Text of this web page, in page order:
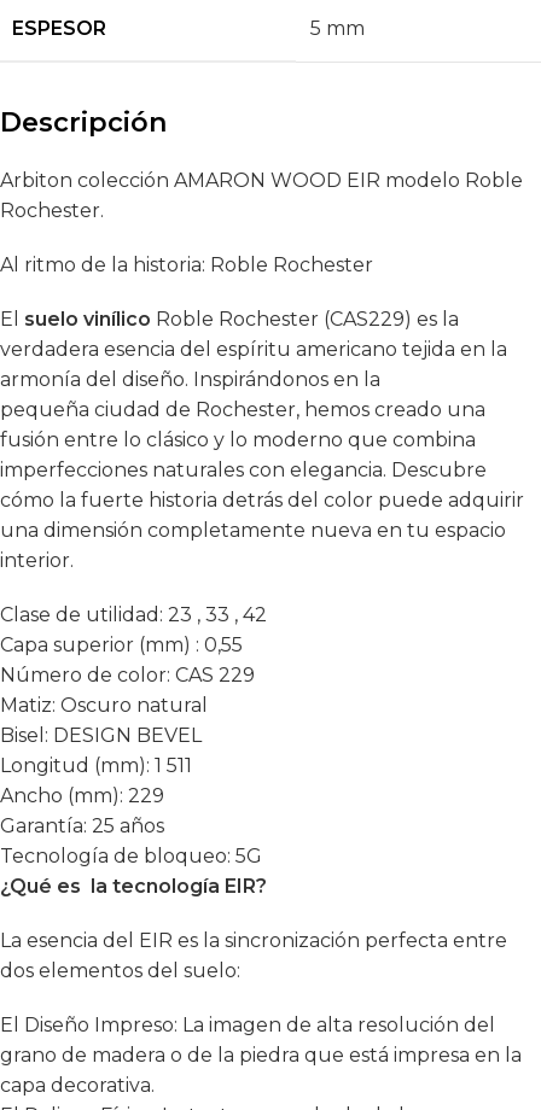
ESPESOR 5 mm
Descripción
Arbiton colección AMARON WOOD EIR modelo Roble
Rochester.
Al ritmo de la historia: Roble Rochester
El suelo vinílico Roble Rochester (CAS229) es la
verdadera esencia del espíritu americano tejida en la
armonía del diseño. Inspirándonos en la
pequeña ciudad de Rochester, hemos creado una
fusión entre lo clásico y lo moderno que combina
imperfecciones naturales con elegancia. Descubre
cómo la fuerte historia detrás del color puede adquirir
una dimensión completamente nueva en tu espacio
interior.
Clase de utilidad: 23 , 33 , 42
Capa superior (mm) : 0,55
Número de color: CAS 229
Matiz: Oscuro natural
Bisel: DESIGN BEVEL
Longitud (mm): 1 511
Ancho (mm): 229
Garantía: 25 años
Tecnología de bloqueo: 5G
¿Qué es la tecnología EIR?
La esencia del EIR es la sincronización perfecta entre
dos elementos del suelo:
El Diseño Impreso: La imagen de alta resolución del
grano de madera o de la piedra que está impresa en la
capa decorativa.